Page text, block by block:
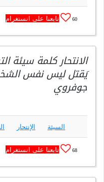
60 تابعنا على انستغرام
الانتحار كلمة سيئة
يَقتل ليس نفس
جوفروي
السيئة الإنتحار
68 تابعنا على انستغرام